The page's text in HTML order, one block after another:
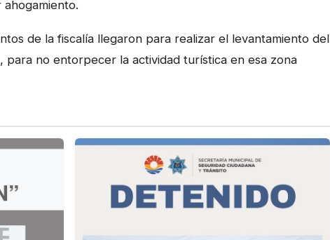
de la fiscalía llegaron para realizar el levantamiento del
no entorpecer la actividad turística en esa zona